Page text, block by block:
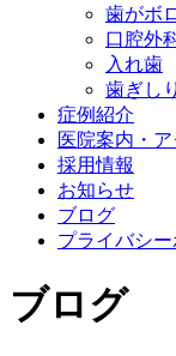
歯がボ
口腔外
入れ歯
歯ぎし
症例紹介
医院案内・ア
採用情報
お知らせ
ブログ
プライバシ
ブログ